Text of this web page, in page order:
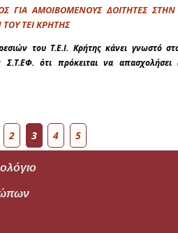
ΓΙΑ ΑΜΟΙΒΟΜΕΝΟΥΣ ΔΟΙΤΗΤΕΣ
ΤΕΙ ΚΡΗΤΗΣ
του Τ.Ε.Ι. Κρήτης κάνει γνωστό
Σ.Τ.ΕΦ. ότι πρόκειται να απασχολήσει
2 3 4 5